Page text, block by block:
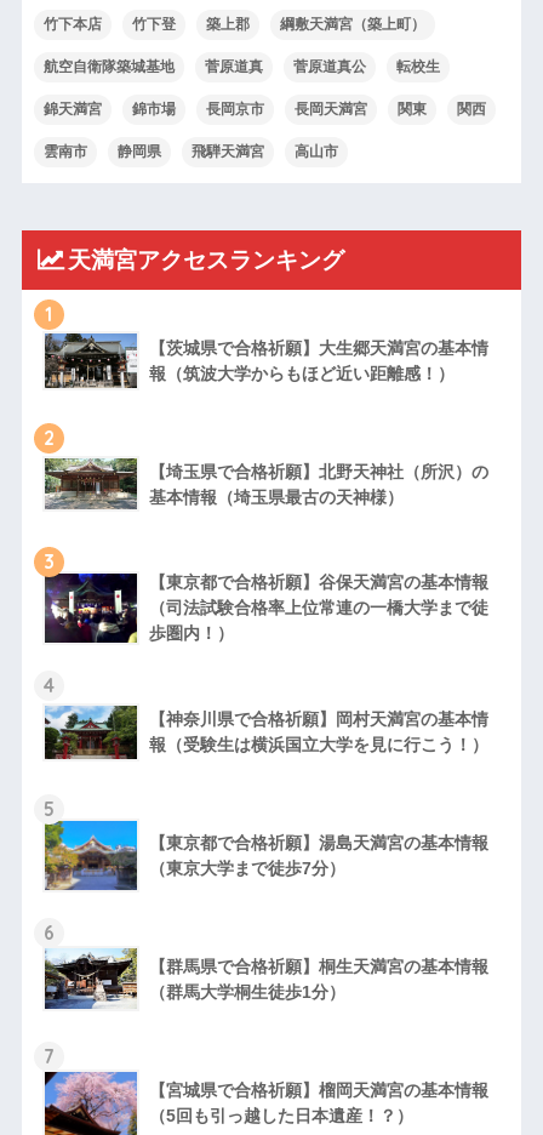
竹下本店 竹下登 築上郡 綱敷天満宮（築上町）
航空自衛隊築城基地 菅原道真 菅原道真公 転校生
錦天満宮 錦市場 長岡京市 長岡天満宮 関東 関西
雲南市 静岡県 飛騨天満宮 高山市
天満宮アクセスランキング
1
【茨城県で合格祈願】大生郷天満宮の基本情
報（筑波大学からもほど近い距離感！）
2
【埼玉県で合格祈願】北野天神社（所沢）の
基本情報（埼玉県最古の天神様）
3
【東京都で合格祈願】谷保天満宮の基本情報
（司法試験合格率上位常連の一橋大学まで徒
歩圏内！）
4
【神奈川県で合格祈願】岡村天満宮の基本情
報（受験生は横浜国立大学を見に行こう！）
5
【東京都で合格祈願】湯島天満宮の基本情報
（東京大学まで徒歩7分）
6
【群馬県で合格祈願】桐生天満宮の基本情報
（群馬大学桐生徒歩1分）
7
【宮城県で合格祈願】榴岡天満宮の基本情報
（5回も引っ越した日本遺産！？）